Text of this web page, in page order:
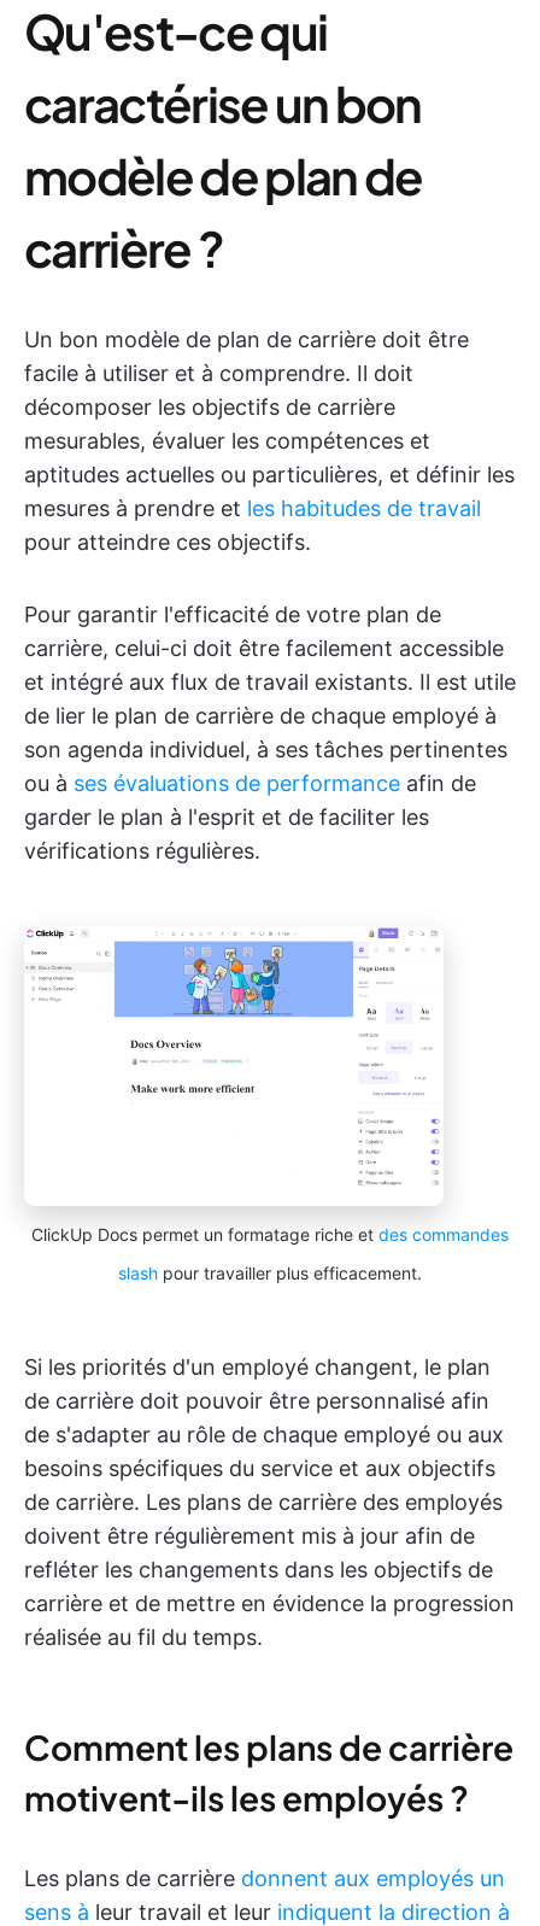
Qu'est-ce qui
caractérise un bon
modèle de plan de
carrière ?
Un bon modèle de plan de carrière doit être
facile à utiliser et à comprendre. Il doit
décomposer les objectifs de carrière
mesurables, évaluer les compétences et
aptitudes actuelles ou particulières, et définir les
mesures à prendre et les habitudes de travail
pour atteindre ces objectifs.
Pour garantir l'efficacité de votre plan de
carrière, celui-ci doit être facilement accessible
et intégré aux flux de travail existants. Il est utile
de lier le plan de carrière de chaque employé à
son agenda individuel, à ses tâches pertinentes
ou à ses évaluations de performance afin de
garder le plan à l'esprit et de faciliter les
vérifications régulières.
ClickUp Docs permet un formatage riche et des commandes
slash pour travailler plus efficacement.
Si les priorités d'un employé changent, le plan
de carrière doit pouvoir être personnalisé afin
de s'adapter au rôle de chaque employé ou aux
besoins spécifiques du service et aux objectifs
de carrière. Les plans de carrière des employés
doivent être régulièrement mis à jour afin de
refléter les changements dans les objectifs de
carrière et de mettre en évidence la progression
réalisée au fil du temps.
Comment les plans de carrière
motivent-ils les employés ?
Les plans de carrière donnent aux employés un
sens à leur travail et leur indiquent la direction à